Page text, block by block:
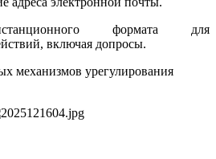
формата для
включая допросы.
механизмов урегулирования